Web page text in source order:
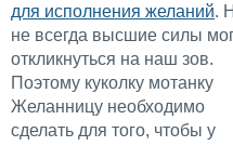
для исполнения желаний.
не всегда высшие силы
откликнуться на наш зов.
Поэтому куколку мотанку
Желанницу необходимо
сделать для того, чтобы у